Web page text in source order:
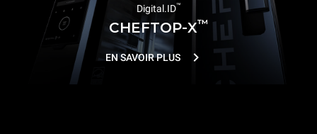
Digital.ID™
CHEFTOP-X™
EN SAVOIR PLUS